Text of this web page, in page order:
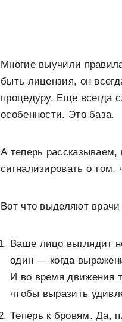
Многие выучили
быть лицензия, он
процедуру. Еще всегда
особенности. Это база.
А теперь
сигнализировать о том,
Вот что выделяют
Ваше лицо выглядит
один — когда
И во время движения
чтобы выразить
Теперь к бровям. Да,